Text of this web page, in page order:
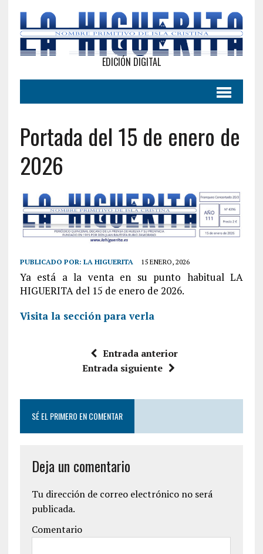
EDICIÓN DIGITAL
Portada del 15 de enero de
2026
PUBLICADO POR: LA HIGUERITA 15 ENERO, 2026
Ya está a la venta en su punto habitual LA
HIGUERITA del 15 de enero de 2026.
Visita la sección para verla
Entrada anterior
Entrada siguiente
SÉ EL PRIMERO EN COMENTAR
Deja un comentario
Tu dirección de correo electrónico no será
publicada.
Comentario